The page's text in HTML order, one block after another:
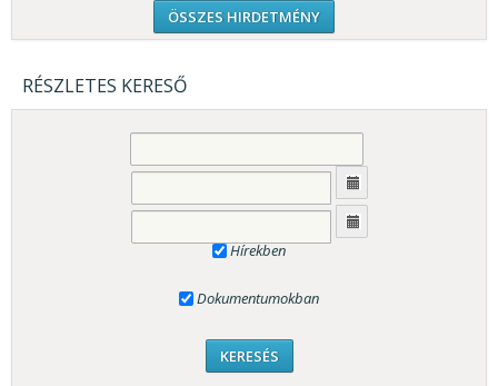
ÖSSZES HIRDETMÉNY
RÉSZLETES KERESŐ
Hírekben
Dokumentumokban